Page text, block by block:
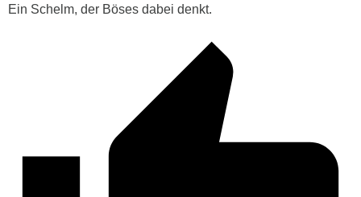
Ein Schelm, der Böses dabei denkt.